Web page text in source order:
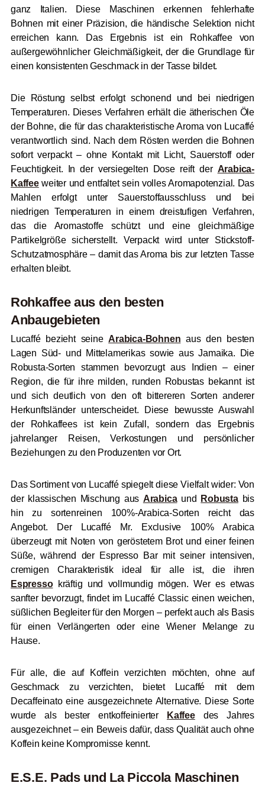
ganz Italien. Diese Maschinen erkennen fehlerhafte
Bohnen mit einer Präzision, die händische Selektion nicht
erreichen kann. Das Ergebnis ist ein Rohkaffee von
außergewöhnlicher Gleichmäßigkeit, der die Grundlage für
einen konsistenten Geschmack in der Tasse bildet.
Die Röstung selbst erfolgt schonend und bei niedrigen
Temperaturen. Dieses Verfahren erhält die ätherischen Öle
der Bohne, die für das charakteristische Aroma von Lucaffé
verantwortlich sind. Nach dem Rösten werden die Bohnen
sofort verpackt – ohne Kontakt mit Licht, Sauerstoff oder
Feuchtigkeit. In der versiegelten Dose reift der Arabica-
Kaffeeweiter und entfaltet sein volles Aromapotenzial. Das
Mahlen erfolgt unter Sauerstoffausschluss und bei
niedrigen Temperaturen in einem dreistufigen Verfahren,
das die Aromastoffe schützt und eine gleichmäßige
Partikelgröße sicherstellt. Verpackt wird unter Stickstoff-
Schutzatmosphäre – damit das Aroma bis zur letzten Tasse
erhalten bleibt.
Rohkaffee aus den besten
Anbaugebieten
Lucaffé bezieht seine Arabica-Bohnen aus den besten
Lagen Süd- und Mittelamerikas sowie aus Jamaika. Die
Robusta-Sorten stammen bevorzugt aus Indien – einer
Region, die für ihre milden, runden Robustas bekannt ist
und sich deutlich von den oft bittereren Sorten anderer
Herkunftsländer unterscheidet. Diese bewusste Auswahl
der Rohkaffees ist kein Zufall, sondern das Ergebnis
jahrelanger Reisen, Verkostungen und persönlicher
Beziehungen zu den Produzenten vor Ort.
Das Sortiment von Lucaffé spiegelt diese Vielfalt wider: Von
der klassischen Mischung aus Arabicaund Robustabis
hin zu sortenreinen 100%-Arabica-Sorten reicht das
Angebot. Der Lucaffé Mr. Exclusive 100% Arabica
überzeugt mit Noten von geröstetem Brot und einer feinen
Süße, während der Espresso Bar mit seiner intensiven,
cremigen Charakteristik ideal für alle ist, die ihren
Espressokräftig und vollmundig mögen. Wer es etwas
sanfter bevorzugt, findet im Lucaffé Classic einen weichen,
süßlichen Begleiter für den Morgen – perfekt auch als Basis
für einen Verlängerten oder eine Wiener Melange zu
Hause.
Für alle, die auf Koffein verzichten möchten, ohne auf
Geschmack zu verzichten, bietet Lucaffé mit dem
Decaffeinato eine ausgezeichnete Alternative. Diese Sorte
wurde als bester entkoffeinierter
Kaffeedes Jahres
ausgezeichnet – ein Beweis dafür, dass Qualität auch ohne
Koffein keine Kompromisse kennt.
E.S.E. Pads und La Piccola Maschinen